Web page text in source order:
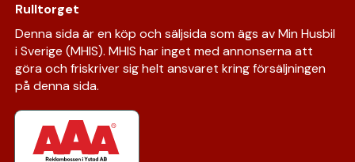
Rulltorget
Denna sida är en köp och säljsida som ägs av Min Husbil
i Sverige (MHIS). MHIS har inget med annonserna att
göra och friskriver sig helt ansvaret kring försäljningen
på denna sida.